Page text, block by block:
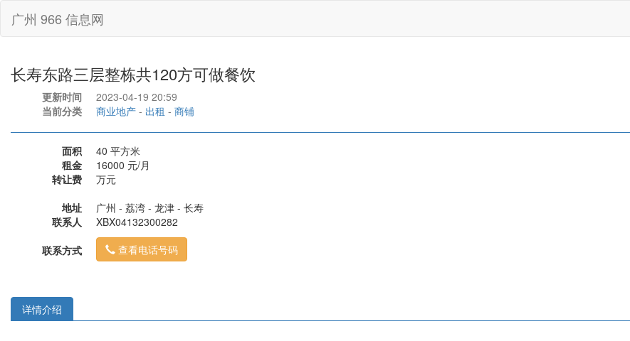
广州 966 信息网
长寿东路三层整栋共120方可做餐饮
更新时间
2023-04-19 20:59
当前分类
商业地产 - 出租 - 商铺
面积
40 平方米
租金
16000 元/月
转让费
万元
地址
广州 - 荔湾 - 龙津 - 长寿
联系人
XBX04132300282
联系方式
查看电话号码
详情介绍